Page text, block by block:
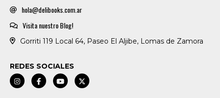
hola@delibooks.com.ar
Visita nuestro Blog!
Gorriti 119 Local 64, Paseo El Aljibe, Lomas de Zamora
REDES SOCIALES